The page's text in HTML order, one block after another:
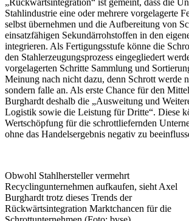
Stahlindustrie eine oder mehrere vorgelagerte
selbst übernehmen und die Aufbereitung von
einsatzfähigen Sekundärrohstoffen in den
integrieren. Als Fertigungsstufe könne die
den Stahlerzeugungsprozess eingegliedert
vorgelagerten Schritte Sammlung und
Meinung nach nicht dazu, denn Schrott werde
sondern falle an. Als erste Chance für den
Burghardt deshalb die „Ausweitung und
Logistik sowie die Leistung für Dritte“. Diese
Wertschöpfung für die schrottliefernden
ohne das Handelsergebnis negativ zu
Obwohl Stahlhersteller vermehrt
Recyclingunternehmen aufkaufen, sieht Axel
Burghardt trotz dieses Trends der
Rückwärtsintegration Marktchancen für die